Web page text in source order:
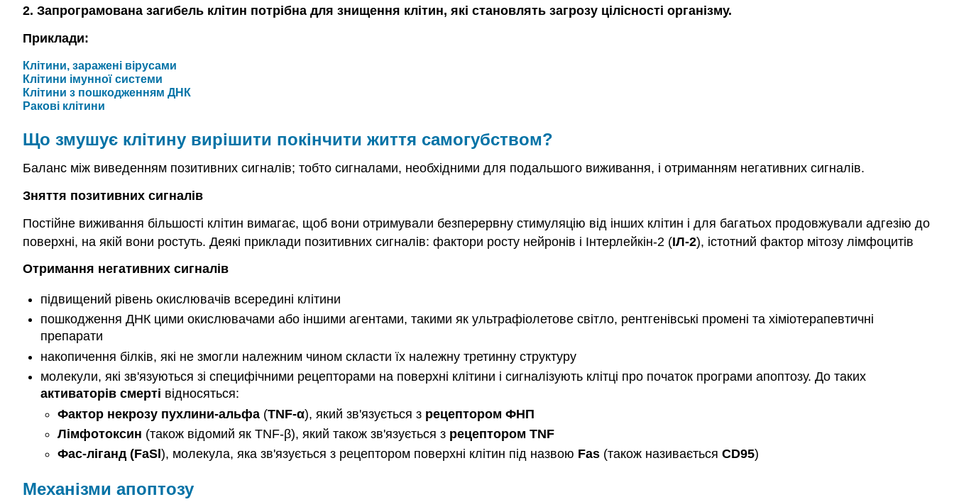
2. Запрограмована загибель клітин потрібна для знищення клітин, які становлять загрозу цілісності організму.
Приклади:
Клітини, заражені вірусами
Клітини імунної системи
Клітини з пошкодженням ДНК
Ракові клітини
Що змушує клітину вирішити покінчити життя самогубством?
Баланс між виведенням позитивних сигналів; тобто сигналами, необхідними для подальшого виживання, і отриманням негативних сигналів.
Зняття позитивних сигналів
Постійне виживання більшості клітин вимагає, щоб вони отримували безперервну стимуляцію від інших клітин і для багатьох продовжували адгезію до
поверхні, на якій вони ростуть. Деякі приклади позитивних сигналів: фактори росту нейронів і Інтерлейкін-2 (ІЛ-2), істотний фактор мітозу лімфоцитів
Отримання негативних сигналів
підвищений рівень окислювачів всередині клітини
пошкодження ДНК цими окислювачами або іншими агентами, такими як ультрафіолетове світло, рентгенівські промені та хіміотерапевтичні
препарати
накопичення білків, які не змогли належним чином скласти їх належну третинну структуру
молекули, які зв'язуються зі специфічними рецепторами на поверхні клітини і сигналізують клітці про початок програми апоптозу. До таких
активаторів смерті відносяться:
Фактор некрозу пухлини-альфа (TNF-α), який зв'язується з рецептором ФНП
Лімфотоксин (також відомий як TNF-β), який також зв'язується з рецептором TNF
Фас-ліганд (FaSl), молекула, яка зв'язується з рецептором поверхні клітин під назвою Fas (також називаєтьсяCD95)
Механізми апоптозу